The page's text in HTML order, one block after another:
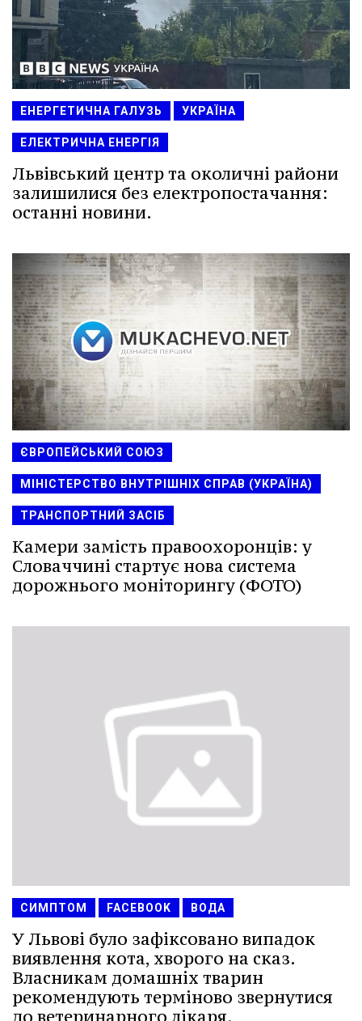
ЕНЕРГЕТИЧНА ГАЛУЗЬ УКРАЇНА
ЕЛЕКТРИЧНА ЕНЕРГІЯ
Львівський центр та околичні райони
залишилися без електропостачання:
останні новини.
ЄВРОПЕЙСЬКИЙ СОЮЗ
МІНІСТЕРСТВО ВНУТРІШНІХ СПРАВ (УКРАЇНА)
ТРАНСПОРТНИЙ ЗАСІБ
Камери замість правоохоронців: у
Словаччині стартує нова система
дорожнього моніторингу (ФОТО)
СИМПТОМ FACEBOOK ВОДА
У Львові було зафіксовано випадок
виявлення кота, хворого на сказ.
Власникам домашніх тварин
рекомендують терміново звернутися
до ветеринарного лікаря.